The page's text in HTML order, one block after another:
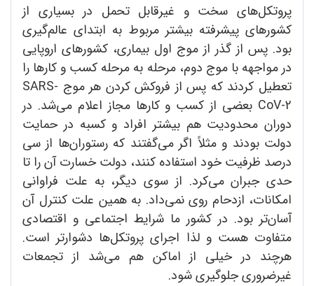
پروتکل‌های سخت و غیرقابل تحمل در بسیاری از
کشورهای پیشرفته بیشتر مربوط به ابتدای عالم‌گیری
بود. پس از گذر از موج اول بیماری، کشورهای اروپایی
در مواجهه با موج دوم، مرحله به مرحله کسب و کارها را
تعطیل کردند که پس از فروکش کردن هر موج SARS-
CoV-2 بعضی از کسب و کارها مجاز اعلام می‌شد. در
دوران محدودیت هم بیشتر افراد و کسبه در حمایت
دولت بودند و مثلاً اگر می‌گفتند که رستوران‌ها از سی
درصد ظرفیت خود استفاده کنند، دولت خسارت آن ‌را تا
حدی جبران می‌کرد. از سوی دیگر، به علت فراوانی
امکانات، ازدحام روی نمی‌داد. به همین علت کنترل آن
آسان‌تر بود. در کشور ما شرایط اجتماعی و اقتصادی
متفاوت هست و لذا اجرای پروتکل‌ها دشوارتر است.
هرچند در خیلی از اماکن هم می‌شد از تجمعات
غیرضروری جلوگیری شود.